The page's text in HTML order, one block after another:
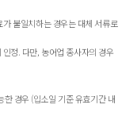
불일치하는 경우는 대체 서류로
정. 다만, 농어업 종사자의 경우
경우 (입소일 기준 유효기간 내